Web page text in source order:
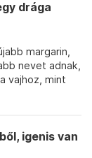
drága
margarin,
nevet adnak,
vajhoz, mint
igenis van